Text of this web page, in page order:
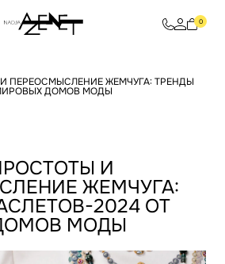
0
ПЕРЕОСМЫСЛЕНИЕ ЖЕМЧУГА: ТРЕНДЫ
ДОМОВ МОДЫ
И
ЖЕМЧУГА:
2024 ОТ
МОДЫ